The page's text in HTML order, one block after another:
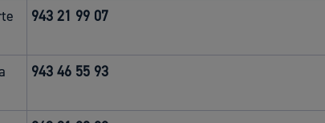
943 21 99 07
943 46 55 93